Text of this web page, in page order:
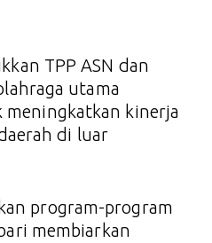
TPP ASN dan
utama
kinerja
di luar
program-program
membiarkan